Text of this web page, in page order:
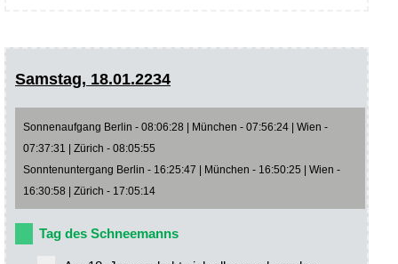
Samstag, 18.01.2234
Sonnenaufgang Berlin - 08:06:28 | München - 07:56:24 | Wien -
07:37:31 | Zürich - 08:05:55
Sonntenuntergang Berlin - 16:25:47 | München - 16:50:25 | Wien -
16:30:58 | Zürich - 17:05:14
Tag des Schneemanns